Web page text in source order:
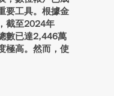
要工具。根據金
截至2024年
數已達2,446萬
極高。然而，使